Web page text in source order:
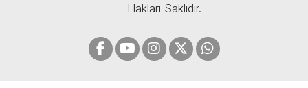
Hakları Saklıdır.